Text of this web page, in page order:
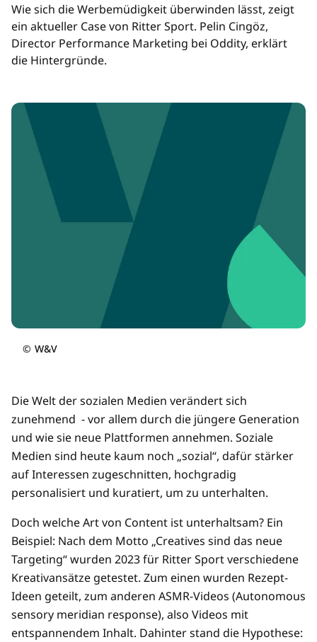
Wie sich die Werbemüdigkeit überwinden lässt, zeigt
ein aktueller Case von Ritter Sport. Pelin Cingöz,
Director Performance Marketing bei Oddity, erklärt
die Hintergründe.
© W&V
Die Welt der sozialen Medien verändert sich
zunehmend - vor allem durch die jüngere Generation
und wie sie neue Plattformen annehmen. Soziale
Medien sind heute kaum noch „sozial“, dafür stärker
auf Interessen zugeschnitten, hochgradig
personalisiert und kuratiert, um zu unterhalten.
Doch welche Art von Content ist unterhaltsam? Ein
Beispiel: Nach dem Motto „Creatives sind das neue
Targeting“ wurden 2023 für Ritter Sport verschiedene
Kreativansätze getestet. Zum einen wurden Rezept-
Ideen geteilt, zum anderen ASMR-Videos (Autonomous
sensory meridian response), also Videos mit
entspannendem Inhalt. Dahinter stand die Hypothese: